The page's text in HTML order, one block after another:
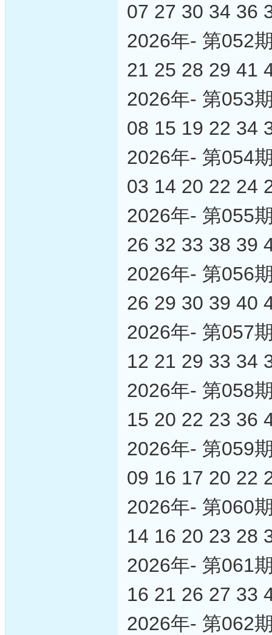
07 27 30 34 36
2026年- 第052
21 25 28 29 41
2026年- 第053
08 15 19 22 34
2026年- 第054
03 14 20 22 24
2026年- 第055
26 32 33 38 39
2026年- 第056
26 29 30 39 40
2026年- 第057
12 21 29 33 34
2026年- 第058
15 20 22 23 36
2026年- 第059
09 16 17 20 22
2026年- 第060
14 16 20 23 28
2026年- 第061
16 21 26 27 33
2026年- 第062